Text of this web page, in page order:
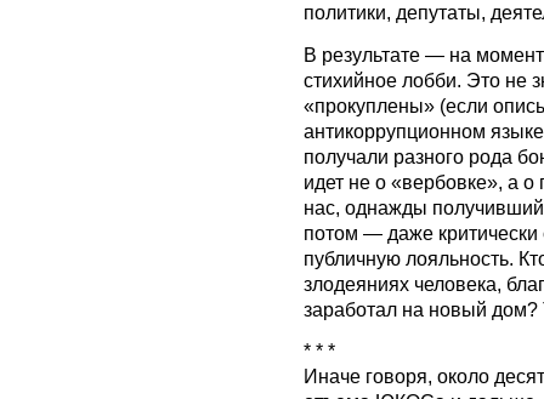
политики, депутаты,
В результате — на
стихийное лобби. Это не
«прокуплены» (если
антикоррупционном
получали разного рода
идет не о «вербовке», а
нас, однажды получивший
потом — даже
публичную лояльность.
злодеяниях человека,
заработал на новый
* * *
Иначе говоря, около